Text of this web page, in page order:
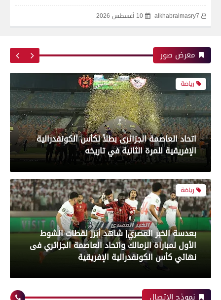
alkhabralmasry7
10 أغسطس 2026
معرض صور
اتحاد العاصمة الجزائرى بطلاً لكأس الكونفدرالية
الإفريقية للمرة الثانية في تاريخه
رياضة
بعدسة الخبر المصري| شاهد أبرز لقطات الشوط
الأول لمباراة الزمالك واتحاد العاصمة الجزائري فى
نهائي كأس الكونفدرالية الإفريقية
رياضة
بعدسة الخبر المصري| شاهد أبرز لقطات مباراة زد و
بيراميدز فى نهائى كأس مصر
رياضة
نموذج الاتصال